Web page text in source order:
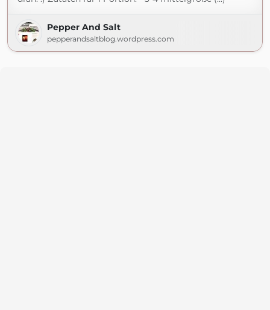
Pepper And Salt
pepperandsaltblog.wordpress.com